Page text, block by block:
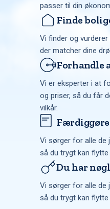
passer til din
Finde
Vi finder og vurderer
der matcher dine
Forhandle
Vi er eksperter i at
og priser, så du får
vilkår.
Vi sørger for alle de
så du trygt kan flytte
Du har
Vi sørger for alle de
så du trygt kan flytte